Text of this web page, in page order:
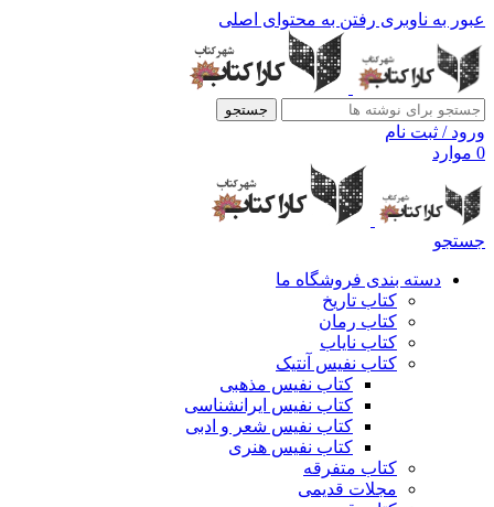
عبور به ناوبری رفتن به محتوای اصلی
جستجو
ورود / ثبت نام
0 موارد
جستجو
دسته بندی فروشگاه ما
کتاب تاریخ
کتاب رمان
کتاب نایاب
کتاب نفیس آنتیک
کتاب نفیس مذهبی
کتاب نفیس ایرانشناسی
کتاب نفیس شعر و ادبی
کتاب نفیس هنری
کتاب متفرقه
مجلات قدیمی